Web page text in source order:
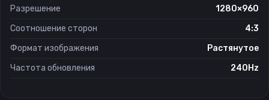
Разрешение
1280×960
Соотношение сторон
4:3
Формат изображения
Растянутое
Частота обновления
240Hz